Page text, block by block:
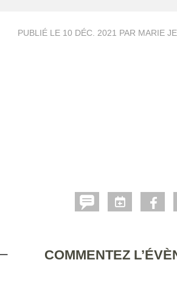
PUBLIÉ LE 10 DÉC. 2021 PAR MARIE
COMMENTEZ